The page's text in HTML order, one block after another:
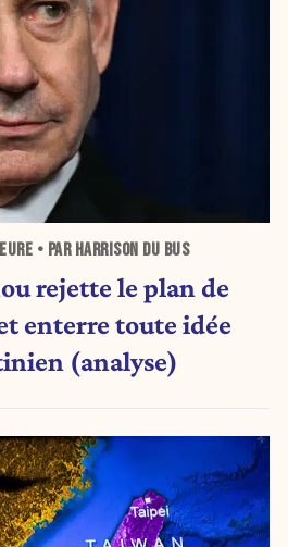
• PAR HARRISON DU BUS
rejette le plan de
enterre toute idée
(analyse)